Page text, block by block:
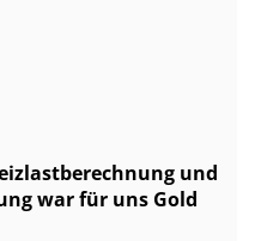
und
war für uns Gold